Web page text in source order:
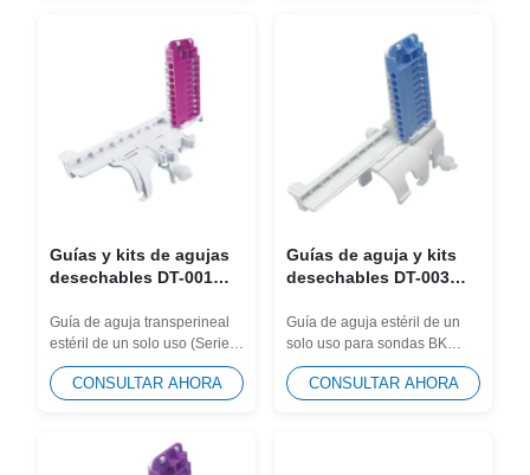
Guías y kits de agujas
desechables DT-001
GE, BK, Philips,
Mindray...etc.
Guía de aguja transperineal
estéril de un solo uso (Serie
universal DT-001) diseñada
para una...
CONSULTAR AHORA
Guías de aguja y kits
desechables DT-003
E14CL4b, 9048
Guía de aguja estéril de un
solo uso para sondas BK
8848, E14CL4b, 9048.
Diseñado para eliminar...
CONSULTAR AHORA